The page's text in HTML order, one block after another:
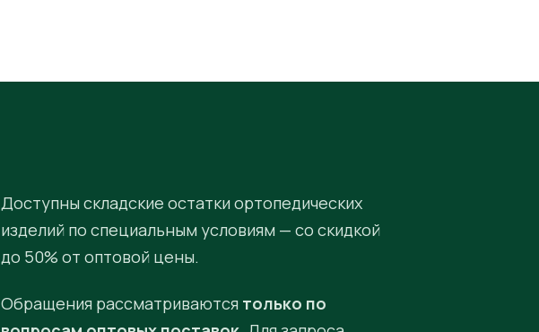
Доступны складские остатки ортопедических
изделий по специальным условиям — со скидкой
до 50% от оптовой цены.
Обращения рассматриваются только по